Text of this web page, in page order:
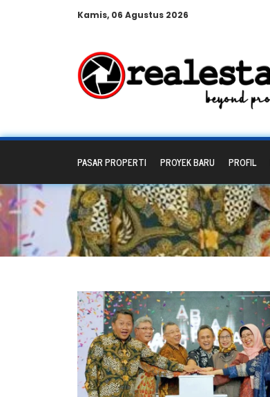
Kamis, 06 Agustus 2026
PASAR PROPERTI PROYEK BARU PROFIL